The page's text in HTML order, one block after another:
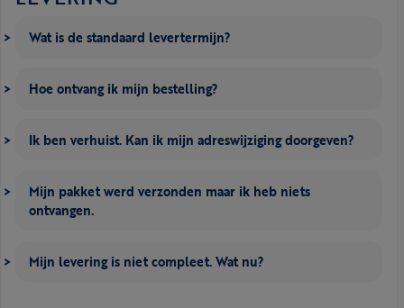
Wat is de standaard levertermijn?
Hoe ontvang ik mijn bestelling?
Ik ben verhuist. Kan ik mijn adreswijziging doorgeven?
Mijn pakket werd verzonden maar ik heb niets
ontvangen.
Mijn levering is niet compleet. Wat nu?